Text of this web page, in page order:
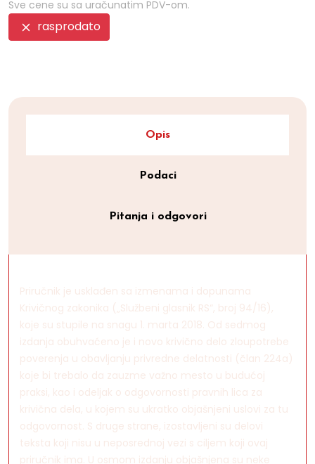
Sve cene su sa uračunatim PDV-om.
rasprodato
Opis
Podaci
Pitanja i odgovori
Priručnik je usklađen sa izmenama i dopunama
Krivičnog zakonika („Službeni glasnik RS“, broj 94/16),
koje su stupile na snagu 1. marta 2018. Od sedmog
izdanja obuhvaćeno je i novo krivično delo zloupotrebe
poverenja u obavljanju privredne delatnosti (član 224a)
koje bi trebalo da zauzme važno mesto u budućoj
praksi, kao i odeljak o odgovornosti pravnih lica za
krivična dela, u kojem su ukratko objašnjeni uslovi za tu
odgovornost. S druge strane, izostavljeni su delovi
teksta koji nisu u neposrednoj vezi s ciljem koji ovaj
priručnik ima. U osmom izdanju objašnjena su neke